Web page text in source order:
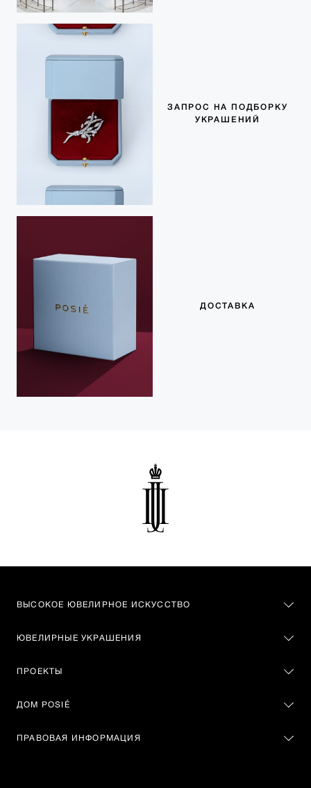
ЗАПРОС НА ПОДБОРКУ
УКРАШЕНИЙ
ДОСТАВКА
ВЫСОКОЕ ЮВЕЛИРНОЕ ИСКУССТВО
ЮВЕЛИРНЫЕ УКРАШЕНИЯ
ПРОЕКТЫ
ДОМ POSIÉ
ПРАВОВАЯ ИНФОРМАЦИЯ